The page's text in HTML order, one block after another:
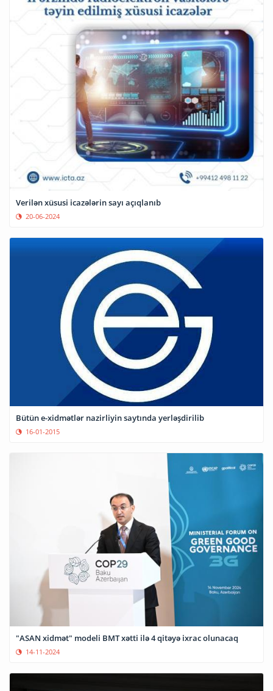
Verilən xüsusi icazələrin sayı açıqlanıb
20-06-2024
Bütün e-xidmətlər nazirliyin saytında yerləşdirilib
16-01-2015
"ASAN xidmət" modeli BMT xətti ilə 4 qitəyə ixrac olunacaq
14-11-2024